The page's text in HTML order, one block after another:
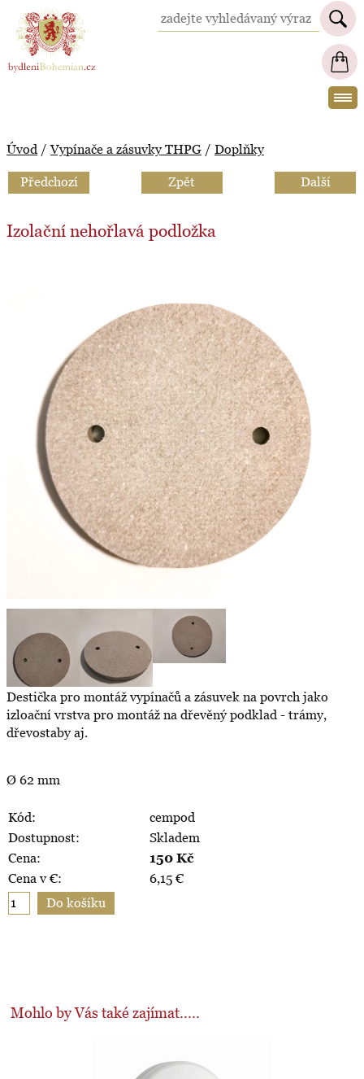
BydleniBohemian.cz
Úvod /Vypínače a zásuvky THPG / Doplňky
Předchozí Zpět Další
Izolační nehořlavá podložka
Destička pro montáž vypínačů a zásuvek na povrch jako
izloační vrstva pro montáž na dřevěný podklad - trámy,
dřevostaby aj.
Ø 62 mm
Kód:
cempod
Dostupnost:
Skladem
Cena:
150 Kč
Cena v €:
6,15 €
Mohlo by Vás také zajímat.....